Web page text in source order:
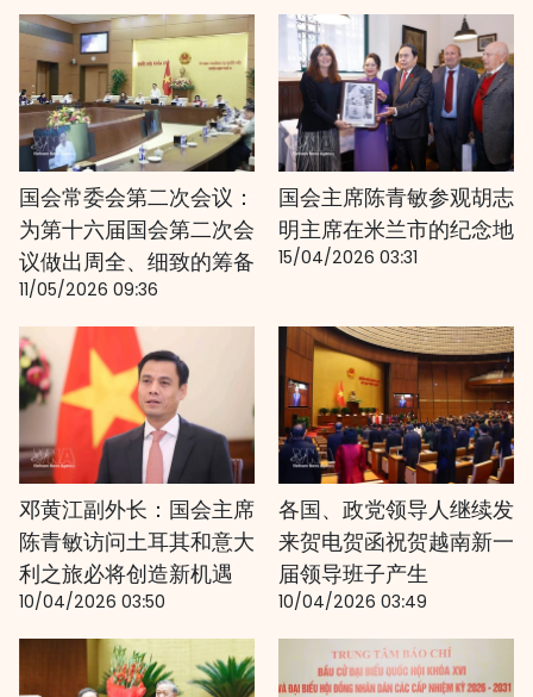
国会常委会第二次会议：
为第十六届国会第二次会
议做出周全、细致的筹备
11/05/2026 09:36
国会主席陈青敏参观胡志
明主席在米兰市的纪念地
15/04/2026 03:31
邓黄江副外长：国会主席
陈青敏访问土耳其和意大
利之旅必将创造新机遇
10/04/2026 03:50
各国、政党领导人继续发
来贺电贺函祝贺越南新一
届领导班子产生
10/04/2026 03:49